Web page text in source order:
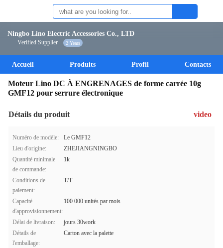
Ningbo Lino Electric Accessories Co., LTD
Verified Supplier 2 Years
Accueil Produits Profil Contacts
Moteur Lino DC À ENGRENAGES de forme carrée 10g
GMF12 pour serrure électronique
Détails du produit video
Numéro de modèle:
Le GMF12
Lieu d'origine:
ZHEJIANGNINGBO
Quantité minimale
de commande:
1k
Conditions de
paiement:
T/T
Capacité
d'approvisionnement:
100 000 unités par mois
Délai de livraison:
jours 30work
Détails de
l'emballage:
Carton avec la palette